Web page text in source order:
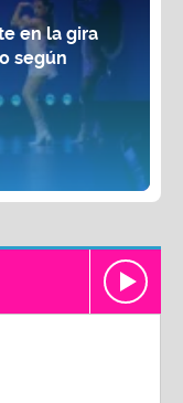
en la gira
según